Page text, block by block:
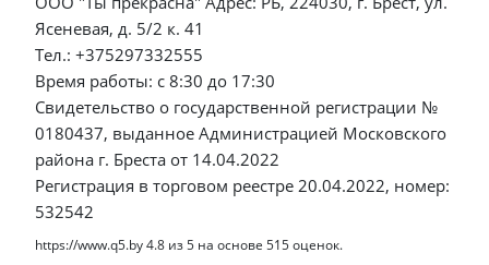
Ясеневая, д. 5/2 к. 41
Тел.: +375297332555
Время работы: с 8:30 до 17:30
Свидетельство о государственной регистрации №
0180437, выданное Администрацией Московского
района г. Бреста от 14.04.2022
Регистрация в торговом реестре 20.04.2022, номер:
532542
https://www.q5.by4.8 из5 на основе 515оценок.